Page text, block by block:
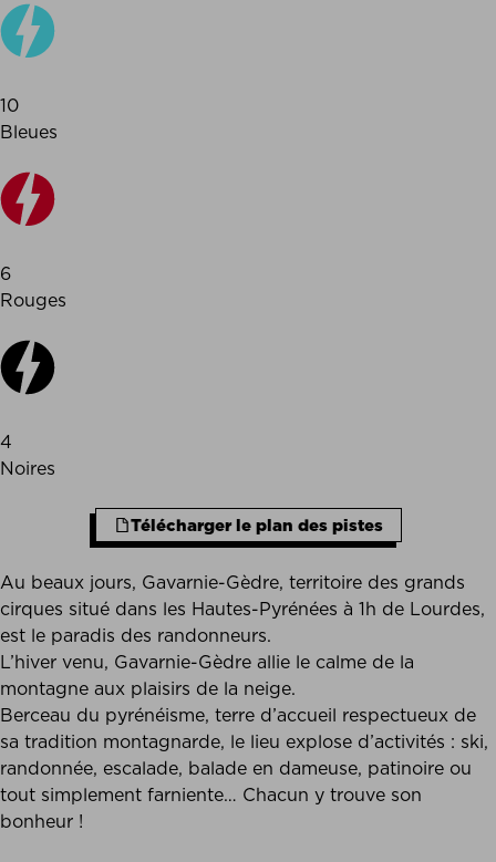
10
Bleues
6
Rouges
4
Noires
Télécharger le plan des pistes
Au beaux jours, Gavarnie-Gèdre, territoire des grands
cirques situé dans les Hautes-Pyrénées à 1h de Lourdes,
est le paradis des randonneurs.
L’hiver venu, Gavarnie-Gèdre allie le calme de la
montagne aux plaisirs de la neige.
Berceau du pyrénéisme, terre d’accueil respectueux de
sa tradition montagnarde, le lieu explose d’activités : ski,
randonnée, escalade, balade en dameuse, patinoire ou
tout simplement farniente… Chacun y trouve son
bonheur !